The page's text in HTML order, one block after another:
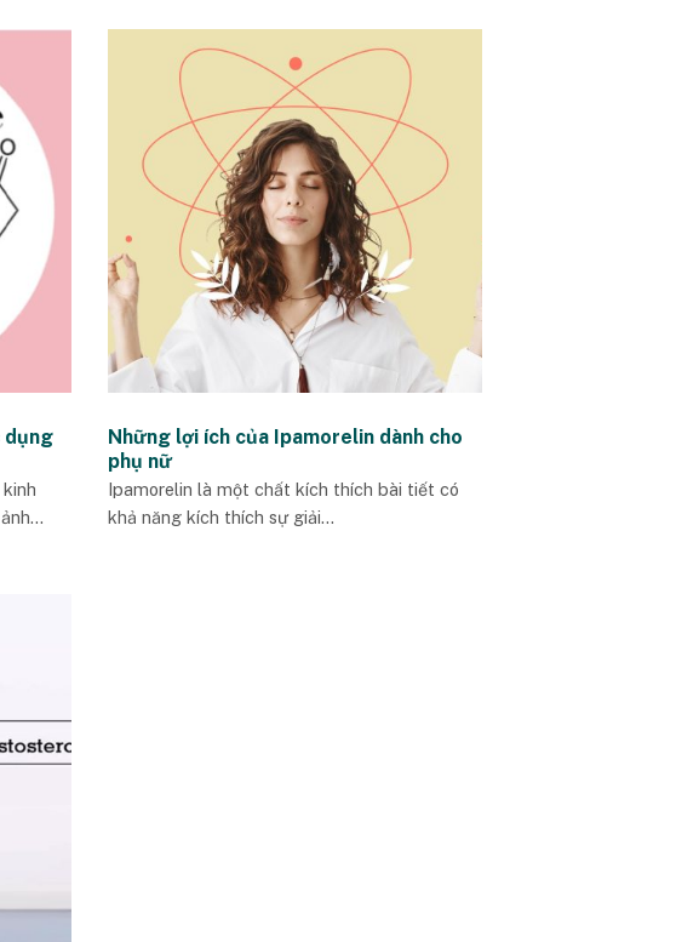
dụng
Những lợi ích của Ipamorelin dành cho
phụ nữ
Ipamorelin là một chất kích thích bài tiết có
khả năng kích thích sự giải...